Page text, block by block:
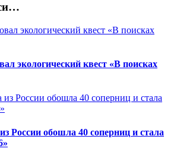
экологический квест «В поисках
России обошла 40 соперниц и стала